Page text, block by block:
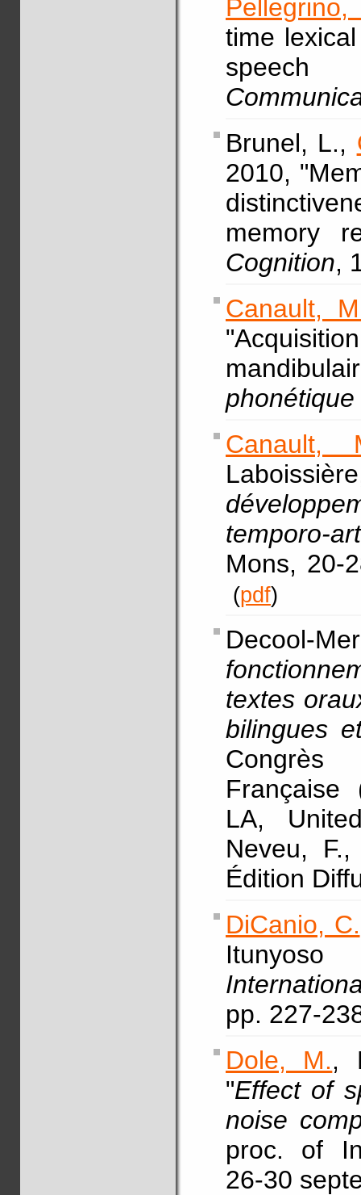
Pellegrino,
time
speech
Brunel, L.,
2010,
memory
Cognition,
Canault,
Canault,
temporo-
Mons, 20-
(pdf)
Decool-
textes
bilingues
Française
LA,
Neveu,
Édition
DiCanio, C.
pp. 227-
Dole, M.,
"Effect of
noise
proc. of
26-30